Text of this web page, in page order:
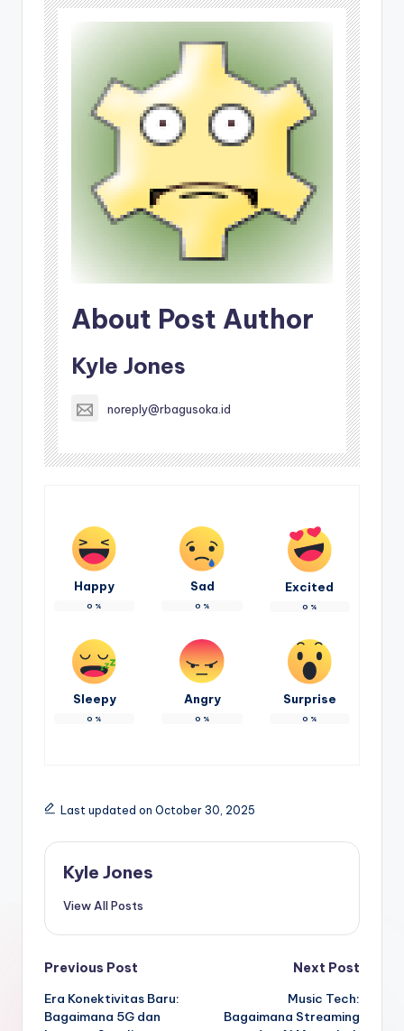
About Post Author
Kyle Jones
noreply@rbagusoka.id
Happy
0 %
Sad
0 %
Excited
0 %
Sleepy
0 %
Angry
0 %
Surprise
0 %
Last updated on October 30, 2025
Kyle Jones
View All Posts
Post
navigation
Previous Post
Era Konektivitas Baru:
Bagaimana 5G dan
Next Post
Music Tech:
Bagaimana Streaming